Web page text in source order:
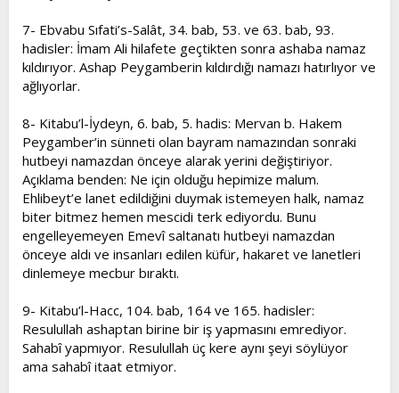
7- Ebvabu Sıfati’s-Salât, 34. bab, 53. ve 63. bab, 93.
hadisler: İmam Ali hilafete geçtikten sonra ashaba namaz
kıldırıyor. Ashap Peygamberin kıldırdığı namazı hatırlıyor ve
ağlıyorlar.
8- Kitabu’l-İydeyn, 6. bab, 5. hadis: Mervan b. Hakem
Peygamber’in sünneti olan bayram namazından sonraki
hutbeyi namazdan önceye alarak yerini değiştiriyor.
Açıklama benden: Ne için olduğu hepimize malum.
Ehlibeyt’e lanet edildiğini duymak istemeyen halk, namaz
biter bitmez hemen mescidi terk ediyordu. Bunu
engelleyemeyen Emevî saltanatı hutbeyi namazdan
önceye aldı ve insanları edilen küfür, hakaret ve lanetleri
dinlemeye mecbur bıraktı.
9- Kitabu’l-Hacc, 104. bab, 164 ve 165. hadisler:
Resulullah ashaptan birine bir iş yapmasını emrediyor.
Sahabî yapmıyor. Resulullah üç kere aynı şeyi söylüyor
ama sahabî itaat etmiyor.